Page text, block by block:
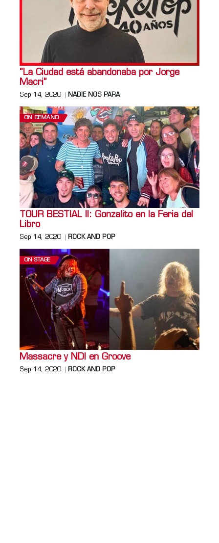
“La Ciudad está abandonaba por Jorge
Macri”
Sep 14, 2020 NADIE NOS PARA
ON DEMAND
TOUR BESTIAL II: Gonzalito en la Feria del
Libro
Sep 14, 2020 ROCK AND POP
ON STAGE
Massacre y NDI en Groove
Sep 14, 2020 ROCK AND POP